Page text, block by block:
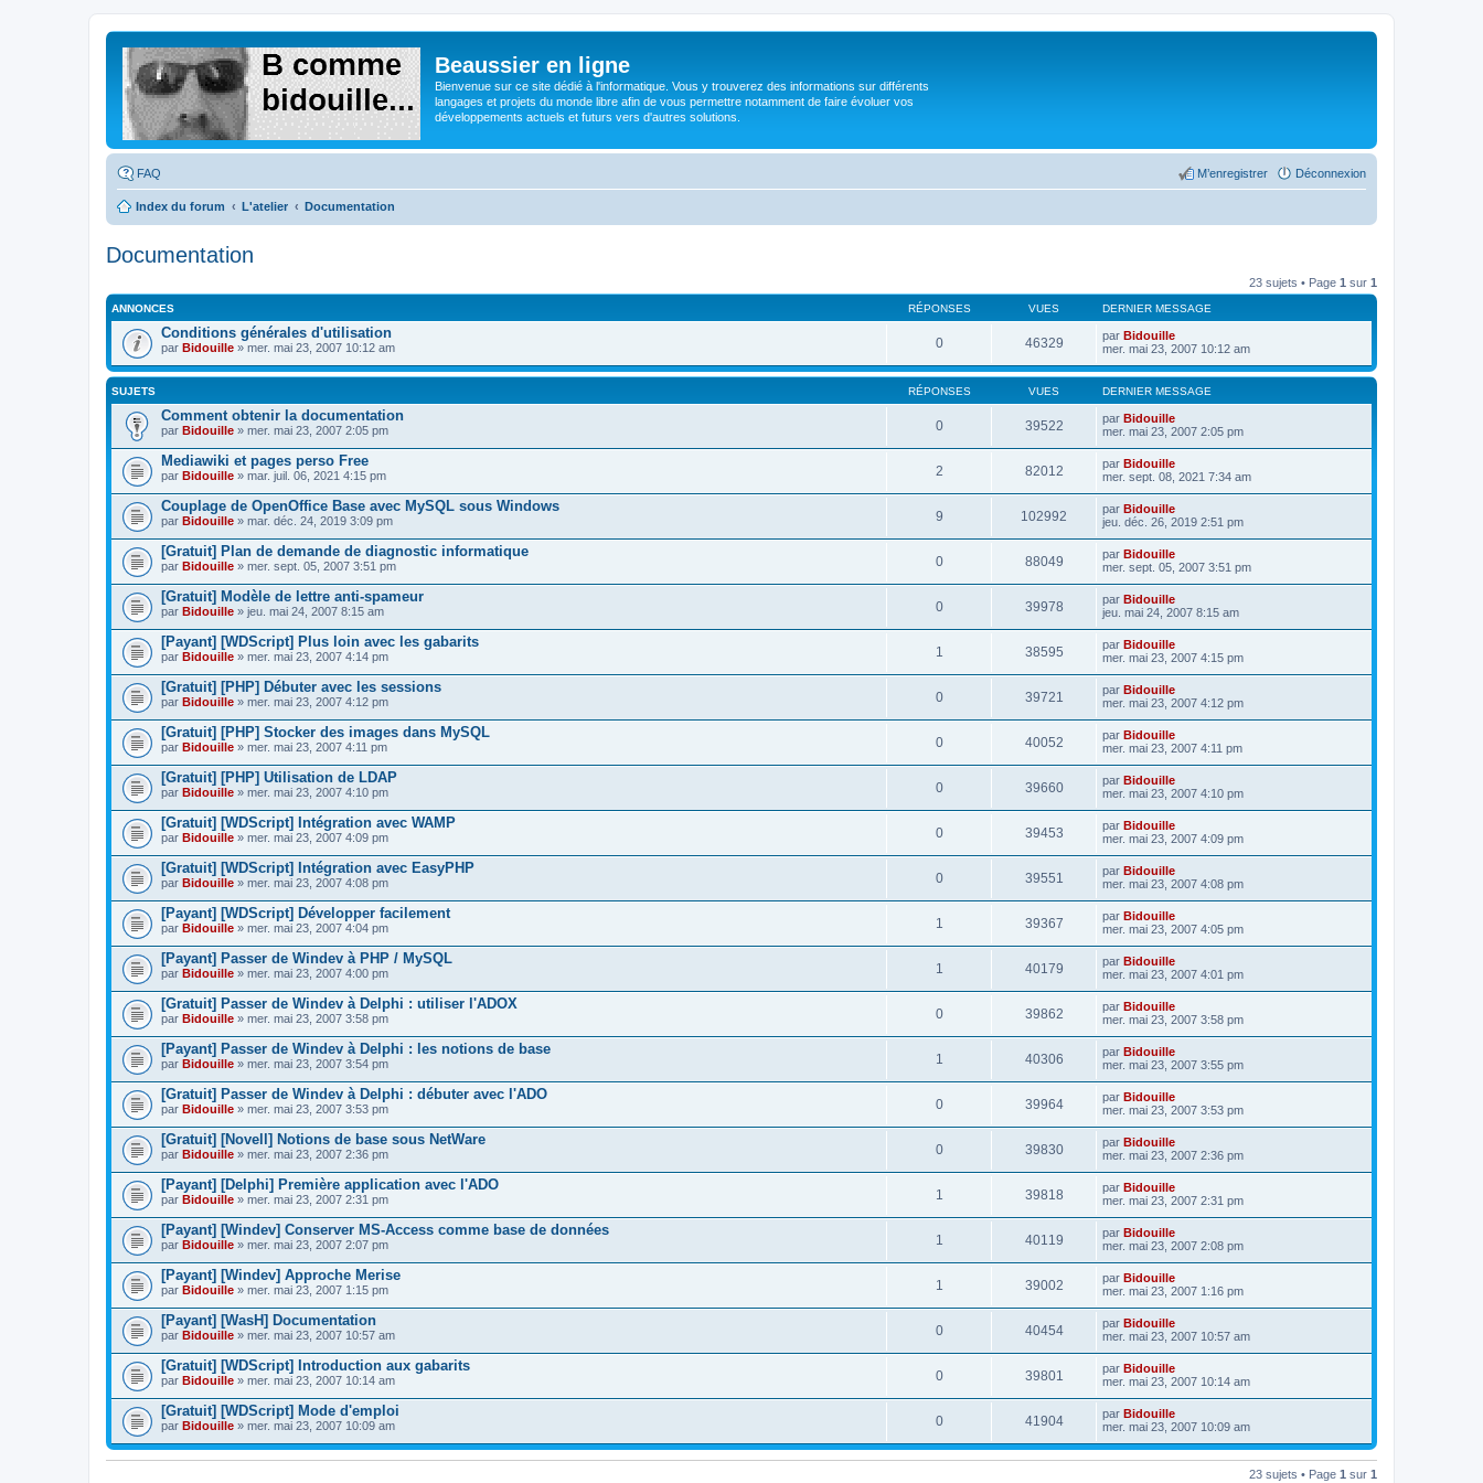
Beaussier en ligne
Bienvenue sur ce site dédié à l'informatique. Vous y trouverez des informations sur différents
langages et projets du monde libre afin de vous permettre notamment de faire évoluer vos
développements actuels et futurs vers d'autres solutions.
FAQ Déconnexion
M’enregistrer
Index du forum L'atelier Documentation
Documentation
23 sujets • Page 1 sur 1
ANNONCES RÉPONSES VUES DERNIER MESSAGE
Conditions générales d'utilisation
par Bidouille » mer. mai 23, 2007 10:12 am 0 46329 par Bidouille
mer. mai 23, 2007 10:12 am
SUJETS RÉPONSES VUES DERNIER MESSAGE
Comment obtenir la documentation
par Bidouille » mer. mai 23, 2007 2:05 pm 0 39522 par Bidouille
mer. mai 23, 2007 2:05 pm
Mediawiki et pages perso Free
par Bidouille » mar. juil. 06, 2021 4:15 pm 2 82012 par Bidouille
mer. sept. 08, 2021 7:34 am
Couplage de OpenOffice Base avec MySQL sous Windows
par Bidouille » mar. déc. 24, 2019 3:09 pm 9 102992 par Bidouille
jeu. déc. 26, 2019 2:51 pm
[Gratuit] Plan de demande de diagnostic informatique
par Bidouille » mer. sept. 05, 2007 3:51 pm 0 88049 par Bidouille
mer. sept. 05, 2007 3:51 pm
[Gratuit] Modèle de lettre anti-spameur
par Bidouille » jeu. mai 24, 2007 8:15 am 0 39978 par Bidouille
jeu. mai 24, 2007 8:15 am
[Payant] [WDScript] Plus loin avec les gabarits
par Bidouille » mer. mai 23, 2007 4:14 pm 1 38595 par Bidouille
mer. mai 23, 2007 4:15 pm
[Gratuit] [PHP] Débuter avec les sessions
par Bidouille » mer. mai 23, 2007 4:12 pm 0 39721 par Bidouille
mer. mai 23, 2007 4:12 pm
[Gratuit] [PHP] Stocker des images dans MySQL
par Bidouille » mer. mai 23, 2007 4:11 pm 0 40052 par Bidouille
mer. mai 23, 2007 4:11 pm
[Gratuit] [PHP] Utilisation de LDAP
par Bidouille » mer. mai 23, 2007 4:10 pm 0 39660 par Bidouille
mer. mai 23, 2007 4:10 pm
[Gratuit] [WDScript] Intégration avec WAMP
par Bidouille » mer. mai 23, 2007 4:09 pm 0 39453 par Bidouille
mer. mai 23, 2007 4:09 pm
[Gratuit] [WDScript] Intégration avec EasyPHP
par Bidouille » mer. mai 23, 2007 4:08 pm 0 39551 par Bidouille
mer. mai 23, 2007 4:08 pm
[Payant] [WDScript] Développer facilement
par Bidouille » mer. mai 23, 2007 4:04 pm 1 39367 par Bidouille
mer. mai 23, 2007 4:05 pm
[Payant] Passer de Windev à PHP / MySQL
par Bidouille » mer. mai 23, 2007 4:00 pm 1 40179 par Bidouille
mer. mai 23, 2007 4:01 pm
[Gratuit] Passer de Windev à Delphi : utiliser l'ADOX
par Bidouille » mer. mai 23, 2007 3:58 pm 0 39862 par Bidouille
mer. mai 23, 2007 3:58 pm
[Payant] Passer de Windev à Delphi : les notions de base
par Bidouille » mer. mai 23, 2007 3:54 pm 1 40306 par Bidouille
mer. mai 23, 2007 3:55 pm
[Gratuit] Passer de Windev à Delphi : débuter avec l'ADO
par Bidouille » mer. mai 23, 2007 3:53 pm 0 39964 par Bidouille
mer. mai 23, 2007 3:53 pm
[Gratuit] [Novell] Notions de base sous NetWare
par Bidouille » mer. mai 23, 2007 2:36 pm 0 39830 par Bidouille
mer. mai 23, 2007 2:36 pm
[Payant] [Delphi] Première application avec l'ADO
par Bidouille » mer. mai 23, 2007 2:31 pm 1 39818 par Bidouille
mer. mai 23, 2007 2:31 pm
[Payant] [Windev] Conserver MS-Access comme base de données
par Bidouille » mer. mai 23, 2007 2:07 pm 1 40119 par Bidouille
mer. mai 23, 2007 2:08 pm
[Payant] [Windev] Approche Merise
par Bidouille » mer. mai 23, 2007 1:15 pm 1 39002 par Bidouille
mer. mai 23, 2007 1:16 pm
[Payant] [WasH] Documentation
par Bidouille » mer. mai 23, 2007 10:57 am 0 40454 par Bidouille
mer. mai 23, 2007 10:57 am
[Gratuit] [WDScript] Introduction aux gabarits
par Bidouille » mer. mai 23, 2007 10:14 am 0 39801 par Bidouille
mer. mai 23, 2007 10:14 am
[Gratuit] [WDScript] Mode d'emploi
par Bidouille » mer. mai 23, 2007 10:09 am 0 41904 par Bidouille
mer. mai 23, 2007 10:09 am
23 sujets • Page 1 sur 1